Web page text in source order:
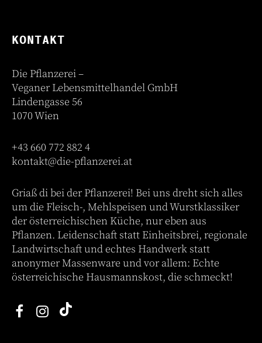
KONTAKT
Die Pflanzerei –
Veganer Lebensmittelhandel GmbH
Lindengasse 56
1070 Wien
+43 660 772 882 4
kontakt@die-pflanzerei.at
Griaß di bei der Pflanzerei! Bei uns dreht sich alles
um die Fleisch-, Mehlspeisen und Wurstklassiker
der österreichischen Küche, nur eben aus
Pflanzen. Leidenschaft statt Einheitsbrei, regionale
Landwirtschaft und echtes Handwerk statt
anonymer Massenware und vor allem: Echte
österreichische Hausmannskost, die schmeckt!